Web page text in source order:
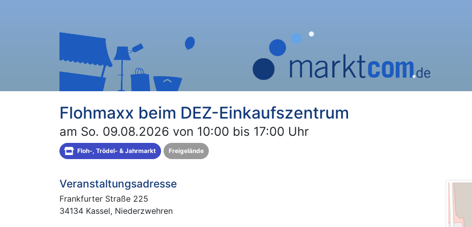
Flohmaxx beim DEZ-Einkaufszentrum
am So. 09.08.2026 von 10:00 bis 17:00 Uhr
Floh-, Trödel- & Jahrmarkt Freigelände
Veranstaltungsadresse
Frankfurter Straße 225
34134 Kassel, Niederzwehren